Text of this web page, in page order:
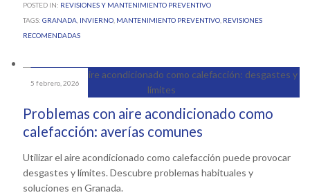
POSTED IN: REVISIONES Y MANTENIMIENTO PREVENTIVO
TAGS:GRANADA, INVIERNO, MANTENIMIENTO PREVENTIVO, REVISIONES
RECOMENDADAS
5 febrero, 2026
Problemas con aire acondicionado como
calefacción: averías comunes
Utilizar el aire acondicionado como calefacción puede provocar
desgastes y límites. Descubre problemas habituales y
soluciones en Granada.